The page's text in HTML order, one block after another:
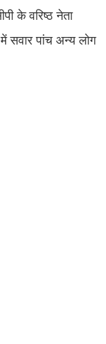
के वरिष्ठ नेता
सवार पांच अन्य लोग